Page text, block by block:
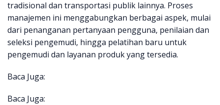
tradisional dan transportasi publik lainnya. Proses
manajemen ini menggabungkan berbagai aspek, mulai
dari penanganan pertanyaan pengguna, penilaian dan
seleksi pengemudi, hingga pelatihan baru untuk
pengemudi dan layanan produk yang tersedia.
Baca Juga:
Baca Juga: